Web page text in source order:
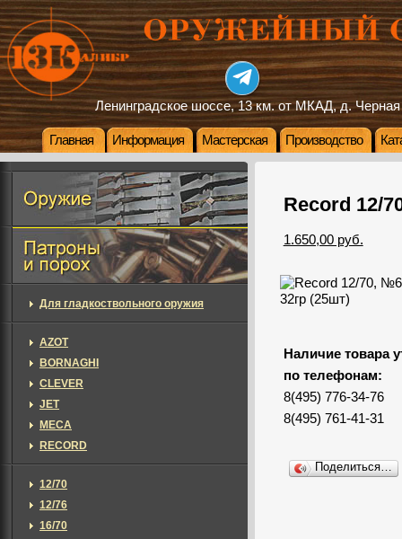
Ленинградское шоссе, 13 км. от МКАД, д. Черная
Главная Информация Мастерская Производство
Record 12/
1.650,00 руб.
Наличие товара
по телефонам:
8(495) 776-34-76
8(495) 761-41-31
Поделиться…
Для гладкоствольного оружия
AZOT
BORNAGHI
CLEVER
JET
MECA
RECORD
12/70
12/76
16/70